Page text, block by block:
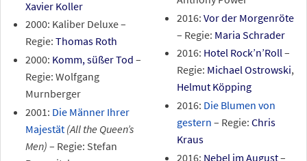
Xavier Koller
2000: Kaliber Deluxe –
Regie: Thomas Roth
2000: Komm, süßer Tod –
Regie: Wolfgang
Murnberger
2001: Die Männer Ihrer
Majestät (All the Queen’s
Men) – Regie: Stefan
2016: Vor der Morgenröte
– Regie: Maria Schrader
2016: Hotel Rock’n’Roll–
Regie: Michael Ostrowski,
Helmut Köpping
2016: Die Blumen von
gestern – Regie: Chris
Kraus
2016: Nebel im August–